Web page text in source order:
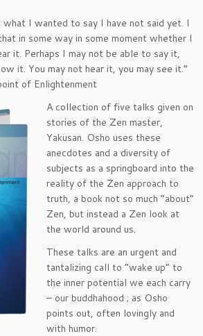
I wanted to say I have not said yet. I
in some way in some moment whether I
it. Perhaps I may not be able to say it,
it. You may not hear it, you may see it.”
of Enlightenment
A collection of five talks given on
stories of the Zen master,
Yakusan. Osho uses these
anecdotes and a diversity of
subjects as a springboard into the
reality of the Zen approach to
truth, a book not so much “about”
Zen, but instead a Zen look at
the world around us.
These talks are an urgent and
tantalizing call to “wake up” to
the inner potential we each carry
– our buddhahood ; as Osho
points out, often lovingly and
with humor.